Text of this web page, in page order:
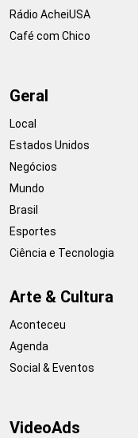
Rádio AcheiUSA
Café com Chico
Geral
Local
Estados Unidos
Negócios
Mundo
Brasil
Esportes
Ciência e Tecnologia
Arte & Cultura
Aconteceu
Agenda
Social & Eventos
VideoAds